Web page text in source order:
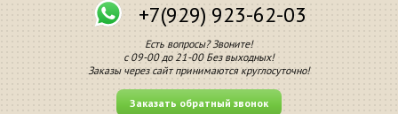
+7(929) 923-62-03
Есть вопросы? Звоните!
с 09-00 до 21-00 Без выходных!
Заказы через сайт принимаются круглосуточно!
Заказать обратный звонок